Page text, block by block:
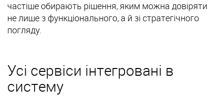
частіше обирають рішення, яким можна довіряти
не лише з функціонального, а й зі стратегічного
погляду.
Усі сервіси інтегровані в
систему